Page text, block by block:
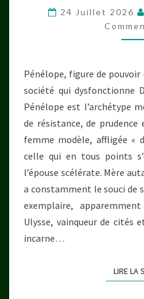
24 Juillet 2026
Pénélope, figure de
société qui dysfonctionne
Pénélope est l’archétype
de résistance, de prudence
femme modèle, affligée «
celle qui en tous points
l’épouse scélérate. Mère
a constamment le souci de
exemplaire,
Ulysse, vainqueur de cités
incarne…
LIRE LA